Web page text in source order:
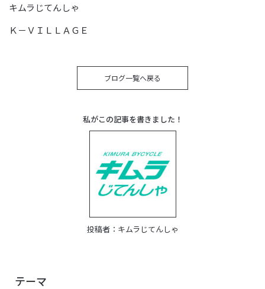
キムラじてんしゃ
Ｋ－ＶＩＬＬＡＧＥ
ブログ一覧へ戻る
私がこの記事を書きました！
投稿者： キムラじてんしゃ
テーマ